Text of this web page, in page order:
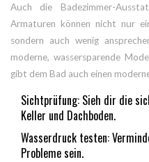
Auch die Badezimmer-
Armaturen können nicht nur
sondern auch wenig
moderne, wassersparende
gibt dem Bad auch einen
Sichtprüfung: Sieh dir die
Keller und Dachboden.
Wasserdruck testen:
Probleme sein.